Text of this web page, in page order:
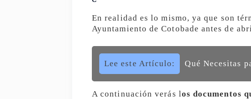
En realidad es lo mismo, ya que son
Ayuntamiento de Cotobade antes de
Lee este Artículo: Qué Necesitas
A continuación verás los documentos